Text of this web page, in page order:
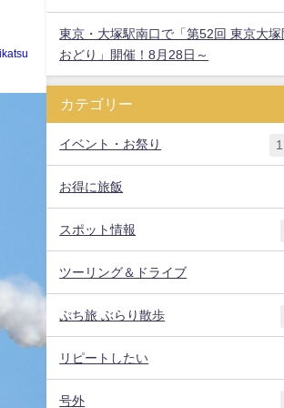
東京・大塚駅南口で「第52回 東京大塚
おどり」開催！8月28日～
カテゴリー
イベント・お祭り
お得に旅飯
スポット情報
ツーリング＆ドライブ
ぷち旅 ぶらり散歩
リピートしたい
号外